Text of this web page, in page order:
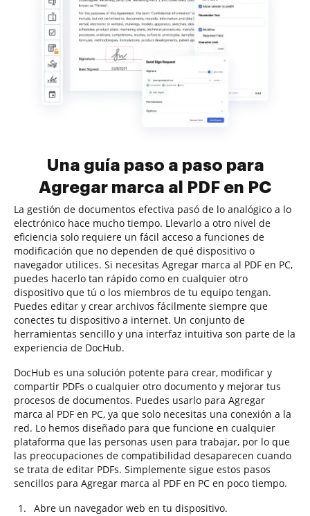
Una guía paso a paso para
Agregar marca al PDF en PC
La gestión de documentos efectiva pasó de lo analógico a lo
electrónico hace mucho tiempo. Llevarlo a otro nivel de
eficiencia solo requiere un fácil acceso a funciones de
modificación que no dependen de qué dispositivo o
navegador utilices. Si necesitas Agregar marca al PDF en PC,
puedes hacerlo tan rápido como en cualquier otro
dispositivo que tú o los miembros de tu equipo tengan.
Puedes editar y crear archivos fácilmente siempre que
conectes tu dispositivo a internet. Un conjunto de
herramientas sencillo y una interfaz intuitiva son parte de la
experiencia de DocHub.
DocHub es una solución potente para crear, modificar y
compartir PDFs o cualquier otro documento y mejorar tus
procesos de documentos. Puedes usarlo para Agregar
marca al PDF en PC, ya que solo necesitas una conexión a la
red. Lo hemos diseñado para que funcione en cualquier
plataforma que las personas usen para trabajar, por lo que
las preocupaciones de compatibilidad desaparecen cuando
se trata de editar PDFs. Simplemente sigue estos pasos
sencillos para Agregar marca al PDF en PC en poco tiempo.
Abre un navegador web en tu dispositivo.